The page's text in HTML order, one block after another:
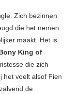
Zich bezinnen
die het nemen
maakt. Het is
King of
die zich
het voelt alsof Fien
de